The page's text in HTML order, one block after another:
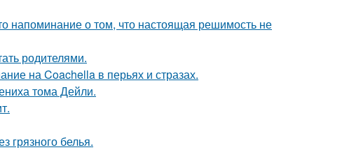
напоминание о том, что настоящая решимость не
родителями.
на Coachella в перьях и стразах.
тома Дейли.
грязного белья.